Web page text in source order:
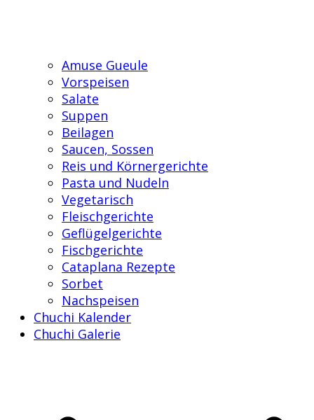
Amuse Gueule
Vorspeisen
Salate
Suppen
Beilagen
Saucen, Sossen
Reis und Körnergerichte
Pasta und Nudeln
Vegetarisch
Fleischgerichte
Geflügelgerichte
Fischgerichte
Cataplana Rezepte
Sorbet
Nachspeisen
Chuchi Kalender
Chuchi Galerie